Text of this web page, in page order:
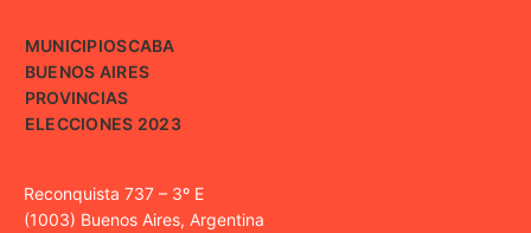
MUNICIPIOSCABA
BUENOS AIRES
PROVINCIAS
ELECCIONES 2023
Reconquista 737 – 3º E
(1003) Buenos Aires, Argentina